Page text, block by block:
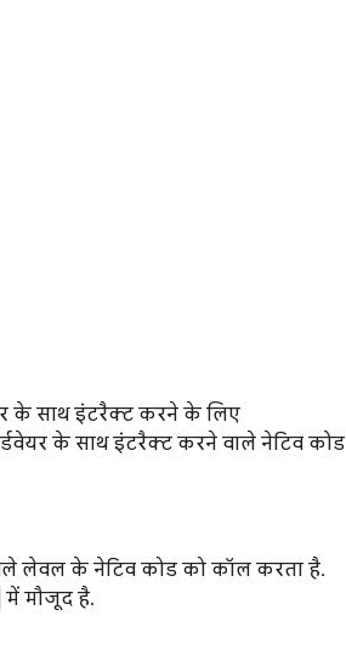
के साथ इंटरैक्ट करने के लिए
के साथ इंटरैक्ट करने वाले नेटिव कोड
लेवल के नेटिव कोड को कॉल करता है.
में मौजूद है.